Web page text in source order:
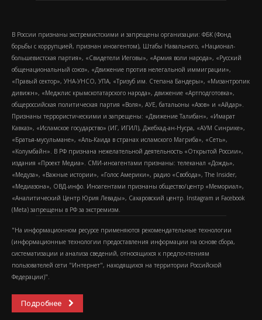
В России признаны экстремистскими и запрещены организации: ФБК (Фонд
борьбы с коррупцией, признан иноагентом), Штабы Навального, «Национал-
большевистская партия», «Свидетели Иеговы», «Армия воли народа», «Русский
общенациональный союз», «Движение против нелегальной иммиграции»,
«Правый сектор», УНА-УНСО, УПА, «Тризуб им. Степана Бандеры», «Мизантропик
дивижн», «Меджлис крымскотатарского народа», движение «Артподготовка»,
общероссийская политическая партия «Воля», АУЕ, батальоны «Азов» и «Айдар».
Признаны террористическими и запрещены: «Движение Талибан», «Имарат
Кавказ», «Исламское государство» (ИГ, ИГИЛ), Джебхад-ан-Нусра, «АУМ Синрике»,
«Братья-мусульмане», «Аль-Каида в странах исламского Магриба», «Сеть»,
«Колумбайн». В РФ признана нежелательной деятельность «Открытой России»,
издания «Проект Медиа». СМИ-иноагентами признаны: телеканал «Дождь»,
«Медуза», «Важные истории», «Голос Америки», радио «Свобода», The Insider,
«Медиазона», ОВД-инфо. Иноагентами признаны общество/центр «Мемориал»,
«Аналитический Центр Юрия Левады», Сахаровский центр. Instagram и Facebook
(Metа) запрещены в РФ за экстремизм.
"На информационном ресурсе применяются рекомендательные технологии
(информационные технологии предоставления информации на основе сбора,
систематизации и анализа сведений, относящихся к предпочтениям
пользователей сети "Интернет", находящихся на территории Российской
Федерации)".
Подробнее